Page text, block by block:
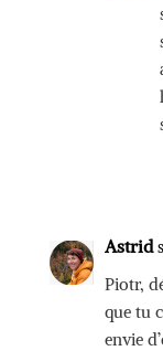
Astrid
Piotr,
que tu
envie